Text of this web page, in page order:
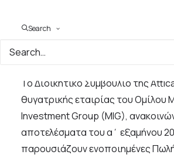
Search
ΜΕΛΩΝ
Το Διοικητικό Συμβούλιο της
θυγατρικής εταιρίας του Ομίλου
Investment Group (MIG),
αποτελέσματα του α΄ εξαμήνου
παρουσιάζουν ενοποιημένες